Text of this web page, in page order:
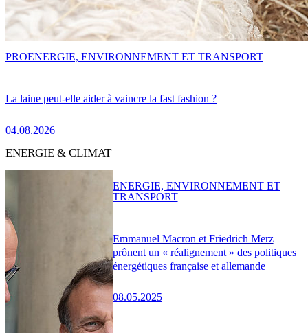
La laine peut-elle aider à vaincre la fast fashion ?
04.08.2026
PROENERGIE, ENVIRONNEMENT ET TRANSPORT
ENERGIE & CLIMAT
Emmanuel Macron et Friedrich Merz
prônent un « réalignement » des politiques
énergétiques française et allemande
08.05.2025
ENERGIE, ENVIRONNEMENT ET
TRANSPORT